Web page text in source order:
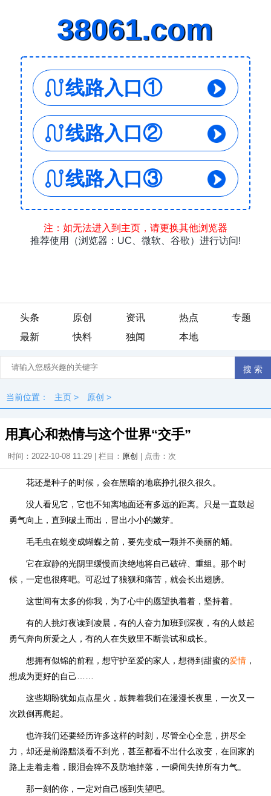
头条 原创 资讯 热点
专题
最新
快料 独闻 本地
当前位置： 主页 > 原创 >
用真心和热情与这个世界“交手”
时间：2022-10-08 11:29 | 栏目： 原创 | 点击： 次
花还是种子的时候，会在黑暗的地底挣扎很久很久。
没人看见它，它也不知离地面还有多远的距离。只是一直鼓起
勇气向上，直到破土而出，冒出小小的嫩芽。
毛毛虫在蜕变成蝴蝶之前，要先变成一颗并不美丽的蛹。
它在寂静的光阴里缓慢而决绝地将自己破碎、重组。那个时
候，一定也很疼吧。可忍过了狼狈和痛苦，就会长出翅膀。
这世间有太多的你我，为了心中的愿望执着着，坚持着。
有的人挑灯夜读到凌晨，有的人奋力加班到深夜，有的人鼓起
勇气奔向所爱之人，有的人在失败里不断尝试和成长。
想拥有似锦的前程，想守护至爱的家人，想得到甜蜜的爱情 ，
想成为更好的自己……
这些期盼犹如点点星火，鼓舞着我们在漫漫长夜里，一次又一
次跌倒再爬起。
也许我们还要经历许多这样的时刻，尽管全心全意，拼尽全
力，却还是前路黯淡看不到光，甚至都看不出什么改变，在回家的
路上走着走着，眼泪会猝不及防地掉落，一瞬间失掉所有力气。
那一刻的你，一定对自己感到失望吧。